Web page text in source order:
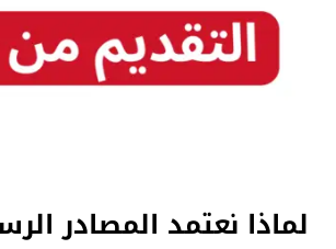
لماذا نعتمد المصادر